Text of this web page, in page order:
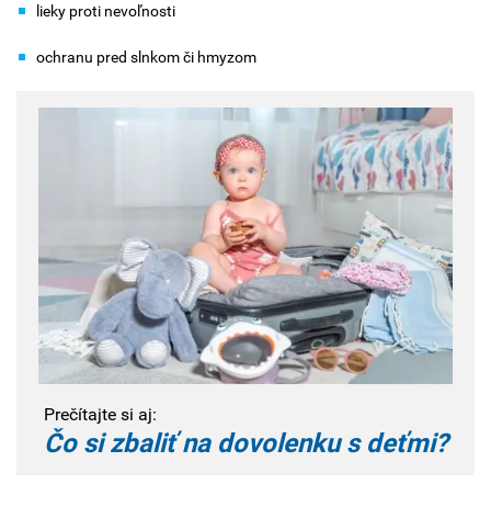
lieky proti nevoľnosti
ochranu pred slnkom či hmyzom
Prečítajte si aj:
Čo si zbaliť na dovolenku s deťmi?